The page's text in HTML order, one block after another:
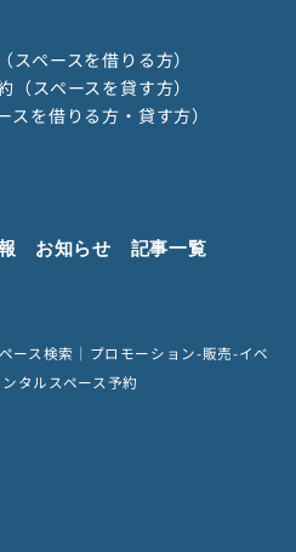
スペースを借りる方）
（スペースを貸す方）
スを借りる方・貸す方）
お知らせ 記事一覧
ース検索｜プロモーション-販売-イベ
タルスペース予約